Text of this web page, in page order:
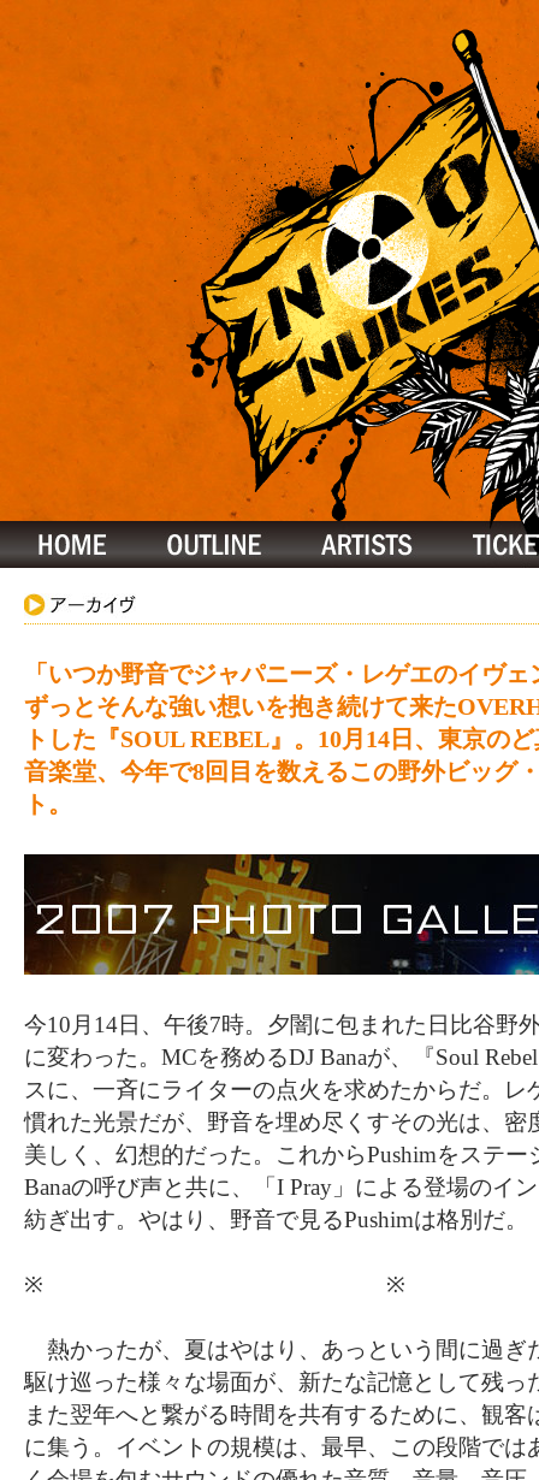
OUTLINE ARTISTS TICKET ACCESS
「いつか野音でジャパニーズ・レゲエのイヴ
ずっとそんな強い想いを抱き続けて来た
トした『SOUL REBEL』。10月14日、東京の
音楽堂、今年で8回目を数えるこの野外ビッグ
ト。
今10月14日、午後7時。夕闇に包まれた日比谷野
に変わった。MCを務めるDJ Banaが、『Soul
スに、一斉にライターの点火を求めたからだ。レ
慣れた光景だが、野音を埋め尽くすその光は、密
美しく、幻想的だった。これからPushimをステ
Banaの呼び声と共に、「I Pray」による登場のイ
紡ぎ出す。やはり、野音で見るPushimは格別だ。
※ ※
熱かったが、夏はやはり、あっという間に過ぎ
駆け巡った様々な場面が、新たな記憶として残っ
また翌年へと繋がる時間を共有するために、観客
に集う。イベントの規模は、最早、この段階では